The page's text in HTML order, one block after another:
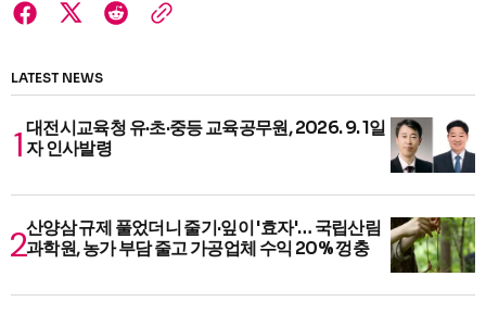
LATEST NEWS
대전시교육청 유·초·중등 교육공무원, 2026. 9. 1일
자 인사발령
산양삼 규제 풀었더니 줄기·잎이 '효자'… 국립산림
과학원, 농가 부담 줄고 가공업체 수익 20% 껑충